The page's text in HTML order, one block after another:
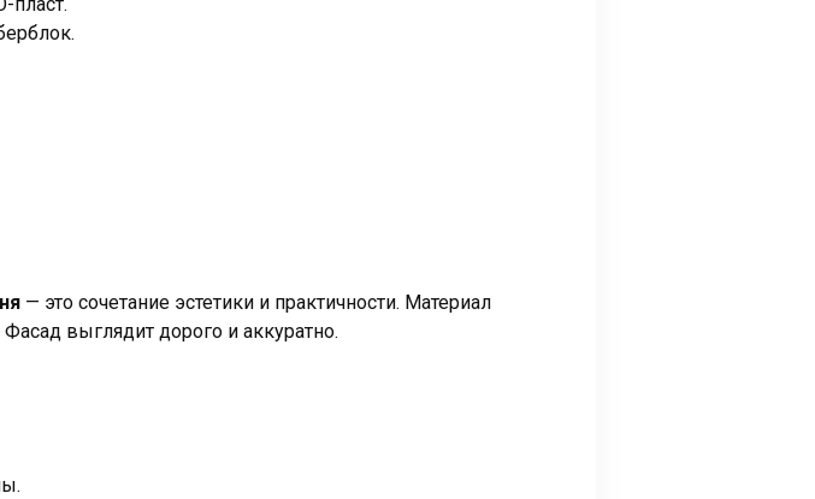
пласт.
— это сочетание эстетики и практичности. Материал
выглядит дорого и аккуратно.